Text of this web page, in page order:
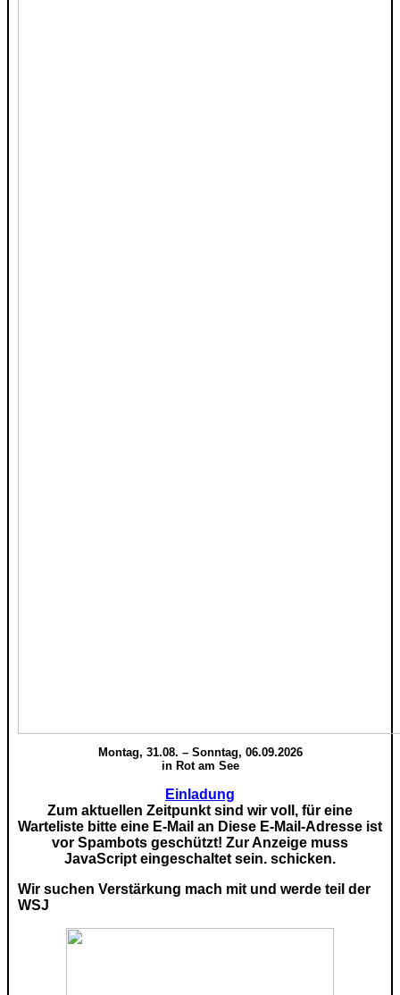
Montag, 31.08. – Sonntag, 06.09.2026
in Rot am See
Einladung
Zum aktuellen Zeitpunkt sind wir voll, für eine
Warteliste bitte eine E-Mail an Diese E-Mail-Adresse ist
vor Spambots geschützt! Zur Anzeige muss
JavaScript eingeschaltet sein. schicken.
Wir suchen Verstärkung mach mit und werde teil der
WSJ